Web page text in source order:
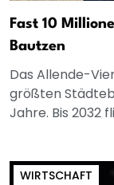
Fast 10
Bautzen
Das Allende-
größten
Jahre. Bis 2032
WIRTSCHAFT